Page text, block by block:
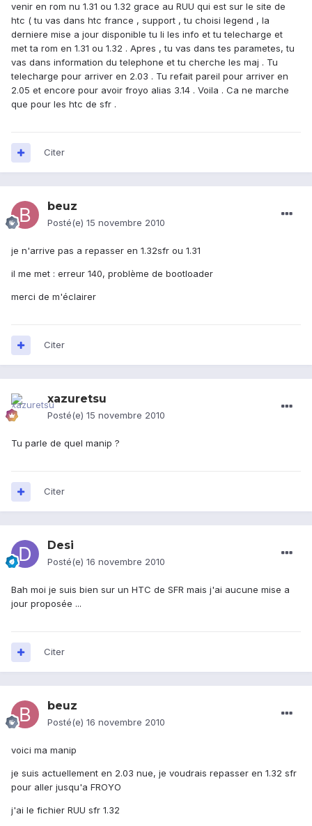
venir en rom nu 1.31 ou 1.32 grace au RUU qui est sur le site de
htc ( tu vas dans htc france , support , tu choisi legend , la
derniere mise a jour disponible tu li les info et tu telecharge et
met ta rom en 1.31 ou 1.32 . Apres , tu vas dans tes parametes, tu
vas dans information du telephone et tu cherche les maj . Tu
telecharge pour arriver en 2.03 . Tu refait pareil pour arriver en
2.05 et encore pour avoir froyo alias 3.14 . Voila . Ca ne marche
que pour les htc de sfr .
Citer
beuz
Posté(e) 15 novembre 2010
je n'arrive pas a repasser en 1.32sfr ou 1.31
il me met : erreur 140, problème de bootloader
merci de m'éclairer
Citer
xazuretsu
Posté(e) 15 novembre 2010
Tu parle de quel manip ?
Citer
Desi
Posté(e) 16 novembre 2010
Bah moi je suis bien sur un HTC de SFR mais j'ai aucune mise a
jour proposée ...
Citer
beuz
Posté(e) 16 novembre 2010
voici ma manip
je suis actuellement en 2.03 nue, je voudrais repasser en 1.32 sfr
pour aller jusqu'a FROYO
j'ai le fichier RUU sfr 1.32